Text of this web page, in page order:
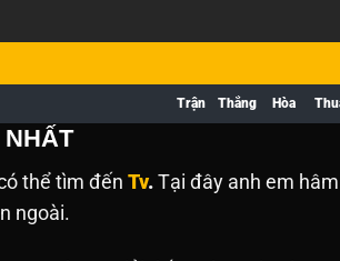
Trận Thắng Hòa
thể tìm đến Tv. Tại đây anh em
ngoài.